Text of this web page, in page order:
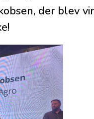
der blev